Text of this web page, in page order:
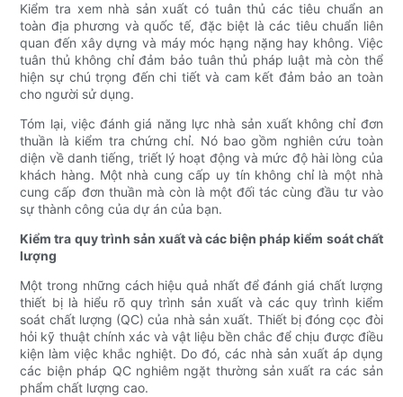
Kiểm tra xem nhà sản xuất có tuân thủ các tiêu chuẩn an
toàn địa phương và quốc tế, đặc biệt là các tiêu chuẩn liên
quan đến xây dựng và máy móc hạng nặng hay không. Việc
tuân thủ không chỉ đảm bảo tuân thủ pháp luật mà còn thể
hiện sự chú trọng đến chi tiết và cam kết đảm bảo an toàn
cho người sử dụng.
Tóm lại, việc đánh giá năng lực nhà sản xuất không chỉ đơn
thuần là kiểm tra chứng chỉ. Nó bao gồm nghiên cứu toàn
diện về danh tiếng, triết lý hoạt động và mức độ hài lòng của
khách hàng. Một nhà cung cấp uy tín không chỉ là một nhà
cung cấp đơn thuần mà còn là một đối tác cùng đầu tư vào
sự thành công của dự án của bạn.
Kiểm tra quy trình sản xuất và các biện pháp kiểm soát chất
lượng
Một trong những cách hiệu quả nhất để đánh giá chất lượng
thiết bị là hiểu rõ quy trình sản xuất và các quy trình kiểm
soát chất lượng (QC) của nhà sản xuất. Thiết bị đóng cọc đòi
hỏi kỹ thuật chính xác và vật liệu bền chắc để chịu được điều
kiện làm việc khắc nghiệt. Do đó, các nhà sản xuất áp dụng
các biện pháp QC nghiêm ngặt thường sản xuất ra các sản
phẩm chất lượng cao.